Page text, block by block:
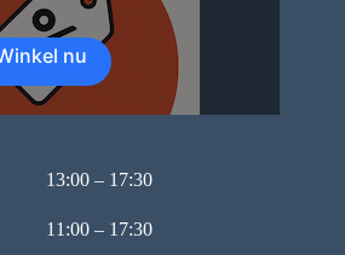
nu
13:00 – 17:30
11:00 – 17:30